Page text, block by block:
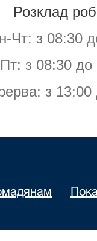
Розклад
Чт: з 08:30
Пт: з 08:30 до
з 13:00